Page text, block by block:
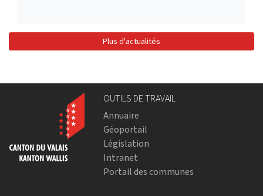
Plus d'actualités
OUTILS DE TRAVAIL
Annuaire
Géoportail
Législation
Intranet
Portail des communes